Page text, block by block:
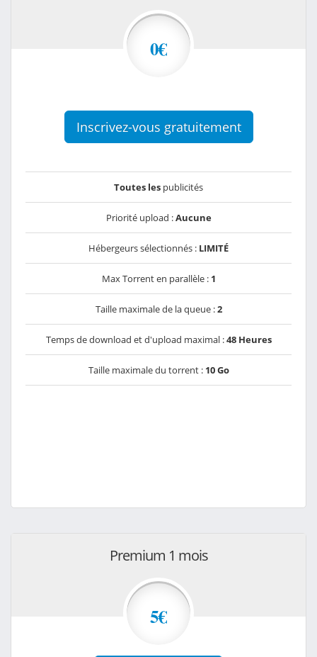
0€
Inscrivez-vous gratuitement
Toutes les publicités
Priorité upload :Aucune
Hébergeurs sélectionnés : LIMITÉ
Max Torrent en parallèle : 1
Taille maximale de la queue :2
Temps de download et d'upload maximal :48 Heures
Taille maximale du torrent : 10 Go
Premium 1 mois
5€